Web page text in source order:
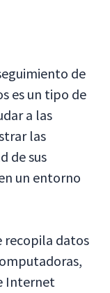
de
es un tipo de
a las
las
de sus
un entorno
recopila datos
Internet